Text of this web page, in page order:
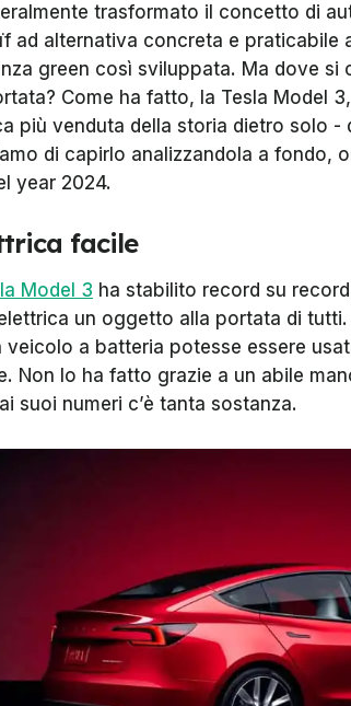
trasformato il concetto di
ad alternativa concreta e praticabile
green così sviluppata. Ma dove si
Come ha fatto, la Tesla Model
più venduta della storia dietro solo -
di capirlo analizzandola a fondo,
year 2024.
facile
Model 3 ha stabilito record su
elettrica un oggetto alla portata di
veicolo a batteria potesse essere
Non lo ha fatto grazie a un abile
suoi numeri c’è tanta sostanza.